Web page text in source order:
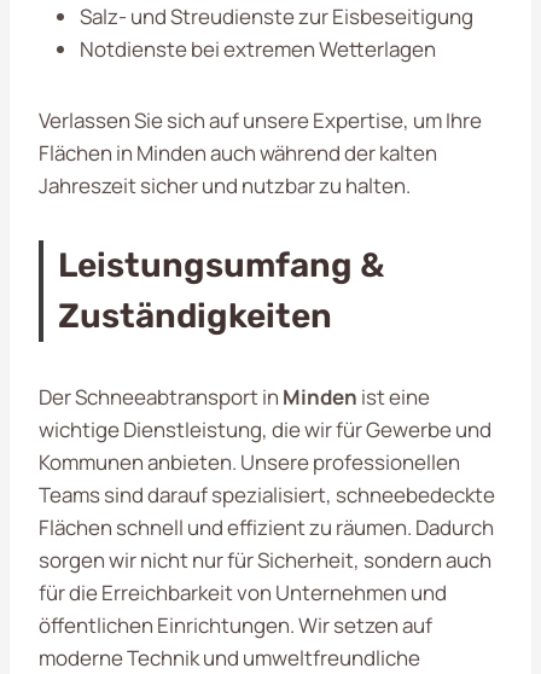
Salz- und Streudienste zur Eisbeseitigung
Notdienste bei extremen Wetterlagen
Verlassen Sie sich auf unsere Expertise, um Ihre
Flächen in Minden auch während der kalten
Jahreszeit sicher und nutzbar zu halten.
Leistungsumfang &
Zuständigkeiten
Der Schneeabtransport in Minden ist eine
wichtige Dienstleistung, die wir für Gewerbe und
Kommunen anbieten. Unsere professionellen
Teams sind darauf spezialisiert, schneebedeckte
Flächen schnell und effizient zu räumen. Dadurch
sorgen wir nicht nur für Sicherheit, sondern auch
für die Erreichbarkeit von Unternehmen und
öffentlichen Einrichtungen. Wir setzen auf
moderne Technik und umweltfreundliche